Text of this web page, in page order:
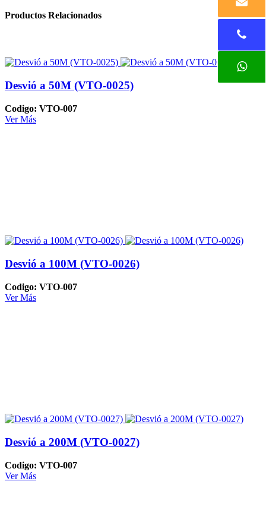
Productos Relacionados
Desvió a 50M (VTO-0025)
Codigo: VTO-007
Ver Más
Desvió a 100M (VTO-0026)
Codigo: VTO-007
Ver Más
Desvió a 200M (VTO-0027)
Codigo: VTO-007
Ver Más